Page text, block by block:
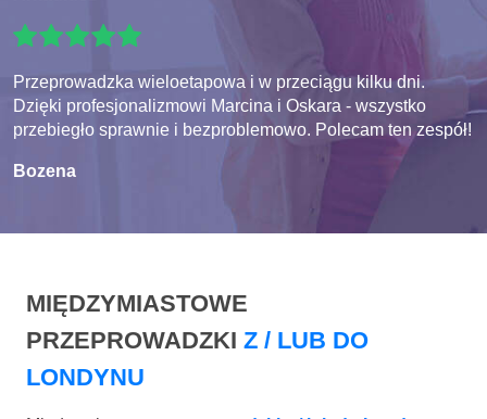
Przeprowadzka wieloetapowa i w przeciągu kilku dni.
Dzięki profesjonalizmowi Marcina i Oskara - wszystko
przebiegło sprawnie i bezproblemowo. Polecam ten zespół!
Bozena
MIĘDZYMIASTOWE
PRZEPROWADZKI Z / LUB DO
LONDYNU